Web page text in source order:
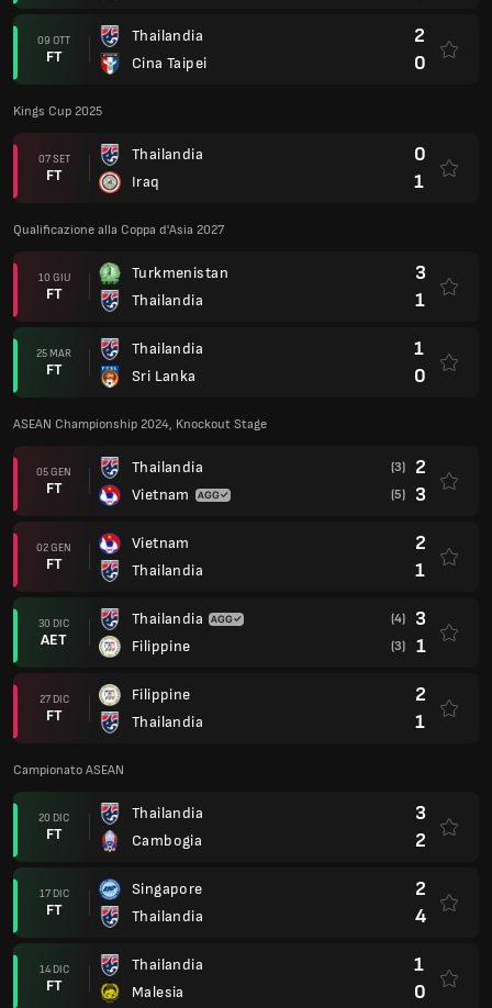
09 OTT
FT
Thailandia
Cina Taipei
2
0
Kings Cup 2025
07 SET
FT
Thailandia
Iraq
0
1
Qualificazione alla Coppa d'Asia 2027
10 GIU
FT
Turkmenistan
Thailandia
3
1
25 MAR
FT
Thailandia
Sri Lanka
1
0
ASEAN Championship 2024, Knockout Stage
05 GEN
FT
Thailandia
Vietnam
(3) 2
(5) 3
02 GEN
FT
Vietnam
Thailandia
2
1
30 DIC
AET
Thailandia
Filippine
(4) 3
(3) 1
27 DIC
FT
Filippine
Thailandia
2
1
Campionato ASEAN
20 DIC
FT
Thailandia
Cambogia
3
2
17 DIC
FT
Singapore
Thailandia
2
4
14 DIC
FT
Thailandia
Malesia
1
0